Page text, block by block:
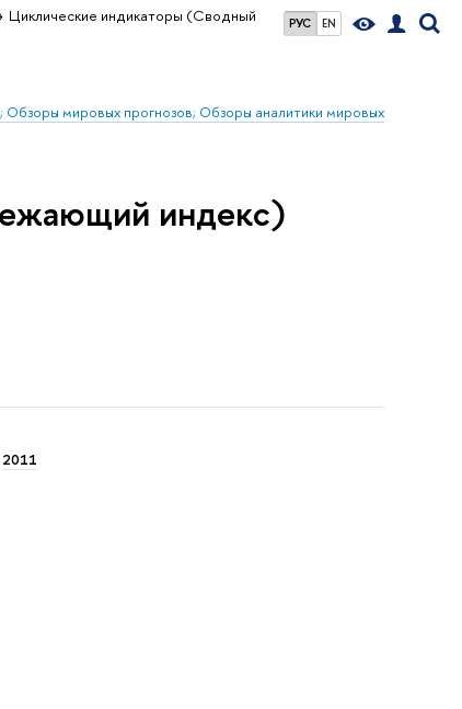
РУС EN
Циклические индикаторы (Сводный
мировых прогнозов; Обзоры аналитики мировых
индекс)
2011